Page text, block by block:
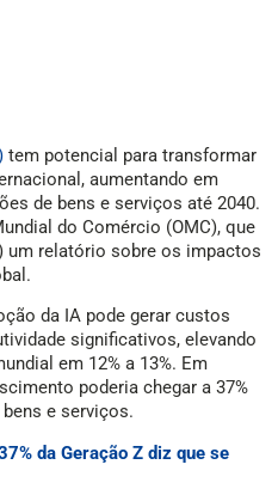
tem potencial para transformar
aumentando em
de bens e serviços até 2040.
do Comércio (OMC), que
um relatório sobre os impactos
da IA pode gerar custos
significativos, elevando
em 12% a 13%. Em
poderia chegar a 37%
e serviços.
da Geração Z diz que se